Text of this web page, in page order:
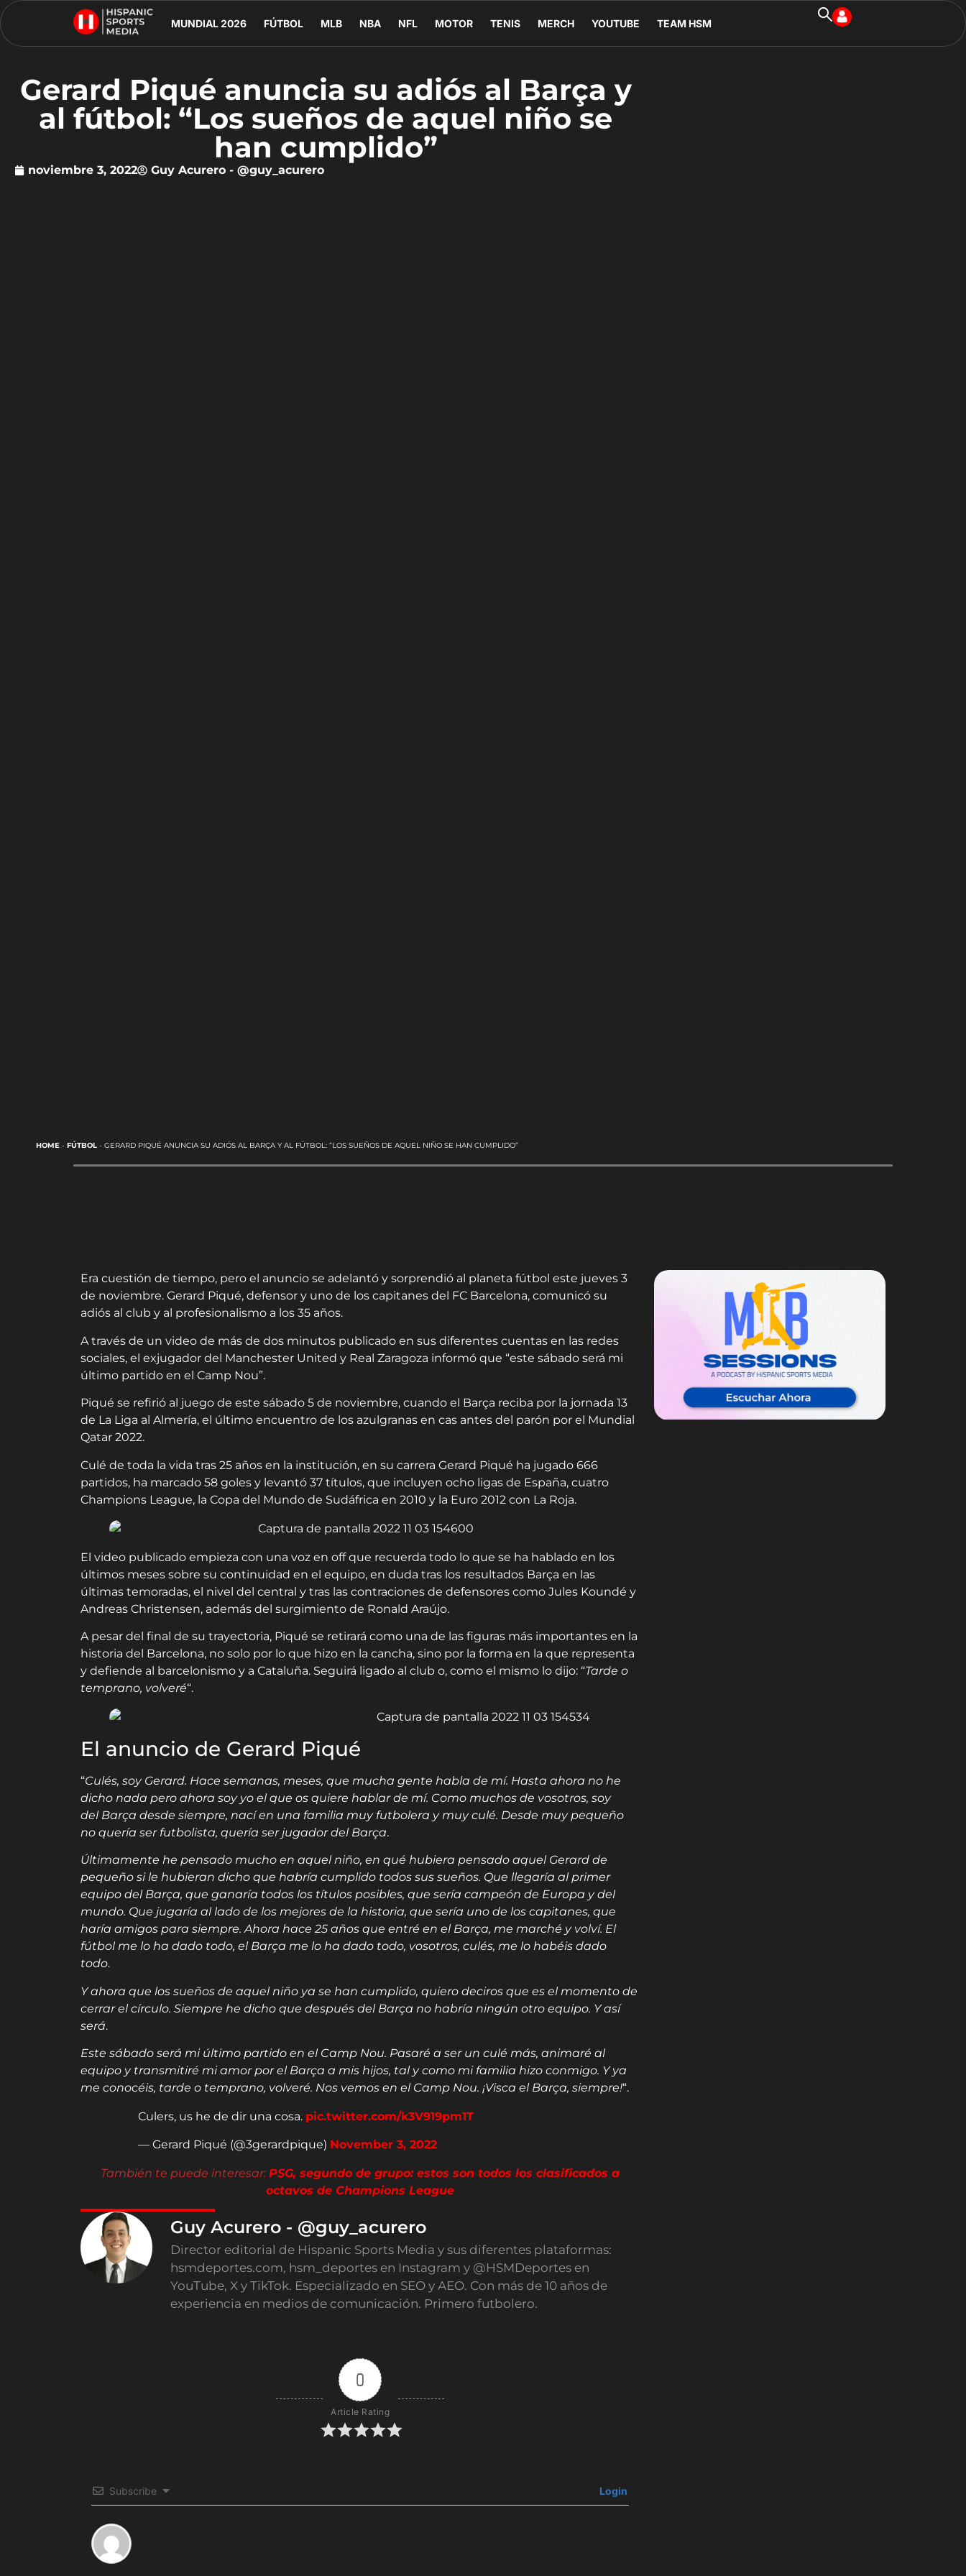
MUNDIAL 2026 FÚTBOL MLB NBA NFL MOTOR TENIS MERCH YOUTUBE TEAM HSM
Gerard Piqué anuncia su adiós al Barça y
al fútbol: “Los sueños de aquel niño se
han cumplido”
noviembre 3, 2022 Guy Acurero - @guy_acurero
HOME- FÚTBOL- GERARD PIQUÉ ANUNCIA SU ADIÓS AL BARÇA Y AL FÚTBOL: “LOS SUEÑOS DE AQUEL NIÑO SE HAN CUMPLIDO”
Era cuestión de tiempo, pero el anuncio se adelantó y sorprendió al planeta fútbol este jueves 3
de noviembre. Gerard Piqué, defensor y uno de los capitanes del FC Barcelona, comunicó su
adiós al club y al profesionalismo a los 35 años.
A través de un video de más de dos minutos publicado en sus diferentes cuentas en las redes
sociales, el exjugador del Manchester United y Real Zaragoza informó que “este sábado será mi
último partido en el Camp Nou”.
Piqué se refirió al juego de este sábado 5 de noviembre, cuando el Barça reciba por la jornada 13
de La Liga al Almería, el último encuentro de los azulgranas en cas antes del parón por el Mundial
Qatar 2022.
Culé de toda la vida tras 25 años en la institución, en su carrera Gerard Piqué ha jugado 666
partidos, ha marcado 58 goles y levantó 37 títulos, que incluyen ocho ligas de España, cuatro
Champions League, la Copa del Mundo de Sudáfrica en 2010 y la Euro 2012 con La Roja.
El video publicado empieza con una voz en off que recuerda todo lo que se ha hablado en los
últimos meses sobre su continuidad en el equipo, en duda tras los resultados Barça en las
últimas temoradas, el nivel del central y tras las contraciones de defensores como Jules Koundé y
Andreas Christensen, además del surgimiento de Ronald Araújo.
A pesar del final de su trayectoria, Piqué se retirará como una de las figuras más importantes en la
historia del Barcelona, no solo por lo que hizo en la cancha, sino por la forma en la que representa
y defiende al barcelonismo y a Cataluña. Seguirá ligado al club o, como el mismo lo dijo: “Tarde o
temprano, volveré“.
El anuncio de Gerard Piqué
“Culés, soy Gerard. Hace semanas, meses, que mucha gente habla de mí. Hasta ahora no he
dicho nada pero ahora soy yo el que os quiere hablar de mí. Como muchos de vosotros, soy
del Barça desde siempre, nací en una familia muy futbolera y muy culé. Desde muy pequeño
no quería ser futbolista, quería ser jugador del Barça.
Últimamente he pensado mucho en aquel niño, en qué hubiera pensado aquel Gerard de
pequeño si le hubieran dicho que habría cumplido todos sus sueños. Que llegaría al primer
equipo del Barça, que ganaría todos los títulos posibles, que sería campeón de Europa y del
mundo. Que jugaría al lado de los mejores de la historia, que sería uno de los capitanes, que
haría amigos para siempre. Ahora hace 25 años que entré en el Barça, me marché y volví. El
fútbol me lo ha dado todo, el Barça me lo ha dado todo, vosotros, culés, me lo habéis dado
todo.
Y ahora que los sueños de aquel niño ya se han cumplido, quiero deciros que es el momento de
cerrar el círculo. Siempre he dicho que después del Barça no habría ningún otro equipo. Y así
será.
Este sábado será mi último partido en el Camp Nou. Pasaré a ser un culé más, animaré al
equipo y transmitiré mi amor por el Barça a mis hijos, tal y como mi familia hizo conmigo. Y ya
me conocéis, tarde o temprano, volveré. Nos vemos en el Camp Nou. ¡Visca el Barça, siempre!“.
Culers, us he de dir una cosa. pic.twitter.com/k3V919pm1T
— Gerard Piqué (@3gerardpique) November 3, 2022
También te puede interesar: PSG, segundo de grupo: estos son todos los clasificados a
octavos de Champions League
Guy Acurero - @guy_acurero
Director editorial de Hispanic Sports Media y sus diferentes plataformas:
hsmdeportes.com, hsm_deportes en Instagram y @HSMDeportes en
YouTube, X y TikTok. Especializado en SEO y AEO. Con más de 10 años de
experiencia en medios de comunicación. Primero futbolero.
0
Article Rating
Subscribe Login